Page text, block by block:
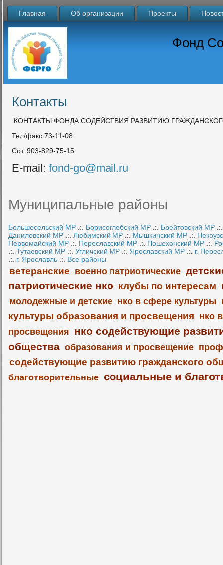
Главная Об организации Проекты
Фонд
Контакты
КОНТАКТЫ ФОНДА СОДЕЙСТВИЯ РАЗВИТИЮ
Тел/факс 73-11-08
Сот. 903-829-75-15
Е-mail: fond-go@mail.ru
Муниципальные районы
Большесельский МР .:. Борисоглебский МР .:. Брейтовский МР
Даниловский МР .:. Любимский МР .:. Мышкинский МР .:.
Первомайский МР .:. Переславский МР .:. Пошехонский МР .:.
.:. Тутаевский МР .:. Угличский МР .:. Ярославский МР .:. г.
.:. г. Ярославль .:. Все районы
ветеранские военно патриотические
патриотические нко клубы по интересам
молодежные и детские нко в сфере культуры
культуры образования и просвещения нко
просвещения нко содействующие
общества образования и просвещение
содействующие развитию гражданского
благотворительные социальные и